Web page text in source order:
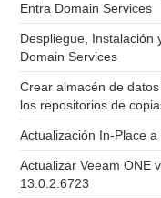
Entra Domain Services
Despliegue, Instalación
Domain Services
Crear almacén de
los repositorios de
Actualización In-Place
Actualizar Veeam ONE
13.0.2.6723